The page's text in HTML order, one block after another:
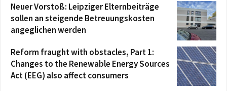
Neuer Vorstoß: Leipziger Elternbeiträge
sollen an steigende Betreuungskosten
angeglichen werden
Reform fraught with obstacles, Part 1:
Changes to the Renewable Energy Sources
Act (EEG) also affect consumers